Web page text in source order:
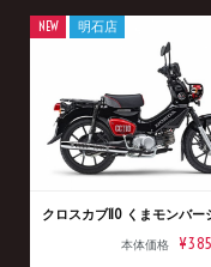
クロスカブ110 くまモンバー
本体価格
NEW 明石店